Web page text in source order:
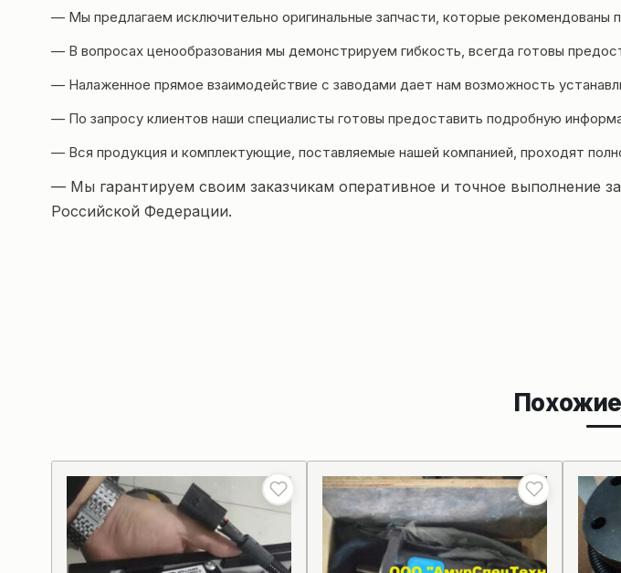
— Мы предлагаем исключительно оригинальные запчасти, которые рекомендованы
— В вопросах ценообразования мы демонстрируем гибкость, всегда готовы
— Налаженное прямое взаимодействие с заводами дает нам возможность
— По запросу клиентов наши специалисты готовы предоставить подробную
— Вся продукция и комплектующие, поставляемые нашей компанией, проходят
— Мы гарантируем своим заказчикам оперативное и точное выполнение
Российской Федерации.